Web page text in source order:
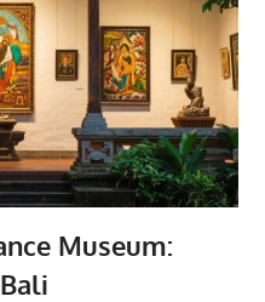
Museum: